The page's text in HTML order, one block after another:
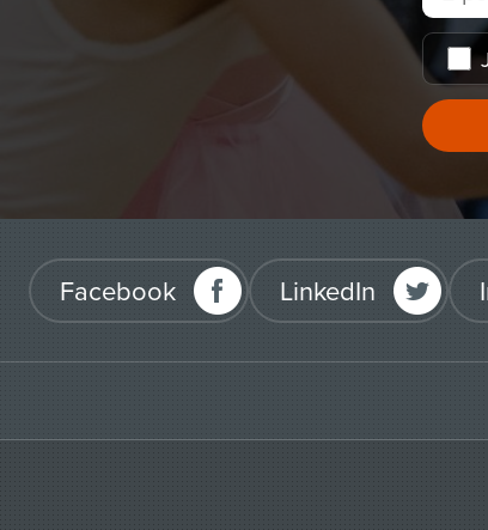
Facebook LinkedIn